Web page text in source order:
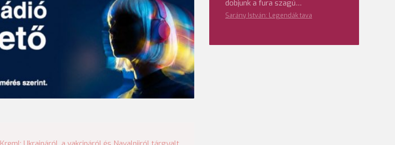
dobjunk a fura szagú…
Sarány István: Legendák tava